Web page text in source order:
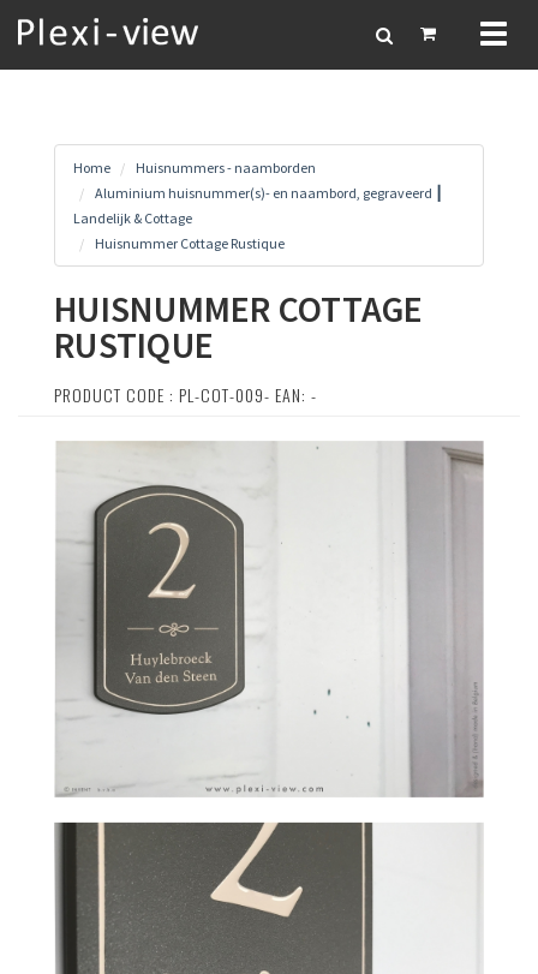
Home
Huisnummers - naamborden
Aluminium huisnummer(s)- en naambord, gegraveerd ┃
Landelijk & Cottage
Huisnummer Cottage Rustique
HUISNUMMER COTTAGE
RUSTIQUE
PRODUCT CODE : PL-COT-009- EAN: -